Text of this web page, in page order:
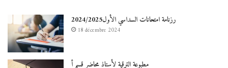
رزنامة امتحانات السداسي الأول2024/2025
18 décembre 2024
مطبوعة الترقية لأستاذ محاضر قسم أ